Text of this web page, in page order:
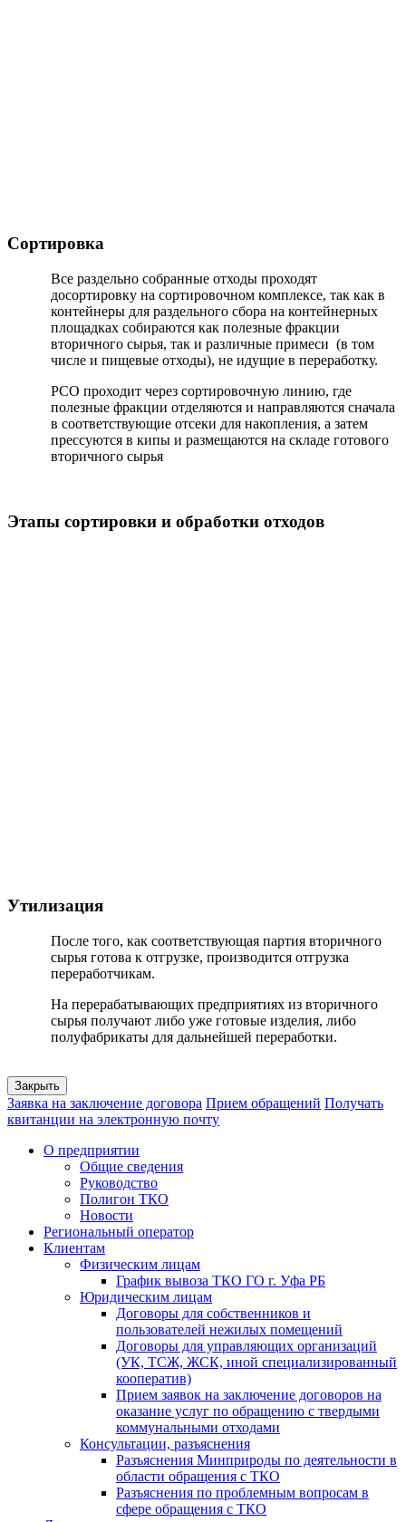
Сортировка
Все раздельно собранные отходы проходят
досортировку на сортировочном комплексе, так как в
контейнеры для раздельного сбора на контейнерных
площадках собираются как полезные фракции
вторичного сырья, так и различные примеси (в том
числе и пищевые отходы), не идущие в переработку.
РСО проходит через сортировочную линию, где
полезные фракции отделяются и направляются сначала
в соответствующие отсеки для накопления, а затем
прессуются в кипы и размещаются на складе готового
вторичного сырья
Этапы сортировки и обработки отходов
Утилизация
После того, как соответствующая партия вторичного
сырья готова к отгрузке, производится отгрузка
переработчикам.
На перерабатывающих предприятиях из вторичного
сырья получают либо уже готовые изделия, либо
полуфабрикаты для дальнейшей переработки.
Закрыть
Заявка на заключение договора Прием обращений Получать
квитанции на электронную почту
О предприятии
Общие сведения
Руководство
Полигон ТКО
Новости
Региональный оператор
Клиентам
Физическим лицам
График вывоза ТКО ГО г. Уфа РБ
Юридическим лицам
Договоры для собственников и
пользователей нежилых помещений
Договоры для управляющих организаций
(УК, ТСЖ, ЖСК, иной специализированный
кооператив)
Прием заявок на заключение договоров на
оказание услуг по обращению с твердыми
коммунальными отходами
Консультации, разъяснения
Разъяснения Минприроды по деятельности в
области обращения с ТКО
Разъяснения по проблемным вопросам в
сфере обращения с ТКО